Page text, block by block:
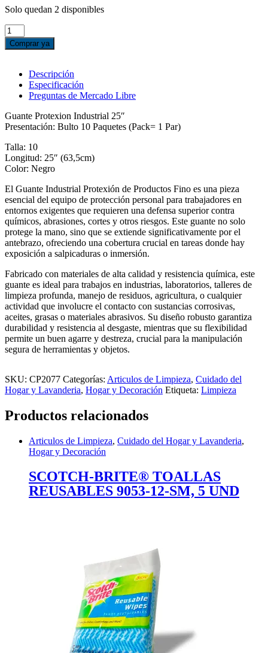
Solo quedan 2 disponibles
GUANTE
PROTEXION
INDUSTRIAL
(TALLA
PAR
Comprar ya
Descripción
Especificación
Preguntas de Mercado Libre
Guante Protexion Industrial 25″
Presentación: Bulto 10 Paquetes (Pack= 1 Par)
Talla: 10
Longitud: 25″ (63,5cm)
Color: Negro
El Guante Industrial Protexión de Productos Fino es una pieza
esencial del equipo de protección personal para trabajadores en
entornos exigentes que requieren una defensa superior contra
químicos, abrasiones, cortes y otros riesgos. Este guante no solo
protege la mano, sino que se extiende significativamente por el
antebrazo, ofreciendo una cobertura crucial en tareas donde hay
exposición a salpicaduras o inmersión.
Fabricado con materiales de alta calidad y resistencia química, este
guante es ideal para trabajos en industrias, laboratorios, talleres de
limpieza profunda, manejo de residuos, agricultura, o cualquier
actividad que involucre el contacto con sustancias corrosivas,
aceites, grasas o materiales abrasivos. Su diseño robusto garantiza
durabilidad y resistencia al desgaste, mientras que su flexibilidad
permite un buen agarre y destreza, crucial para la manipulación
segura de herramientas y objetos.
SKU: CP2077 Categorías: Articulos de Limpieza, Cuidado del
Hogar y Lavanderia, Hogar y Decoración Etiqueta: Limpieza
Productos relacionados
Articulos de Limpieza, Cuidado del Hogar y Lavanderia,
Hogar y Decoración
SCOTCH-BRITE® TOALLAS
REUSABLES 9053-12-SM, 5 UND